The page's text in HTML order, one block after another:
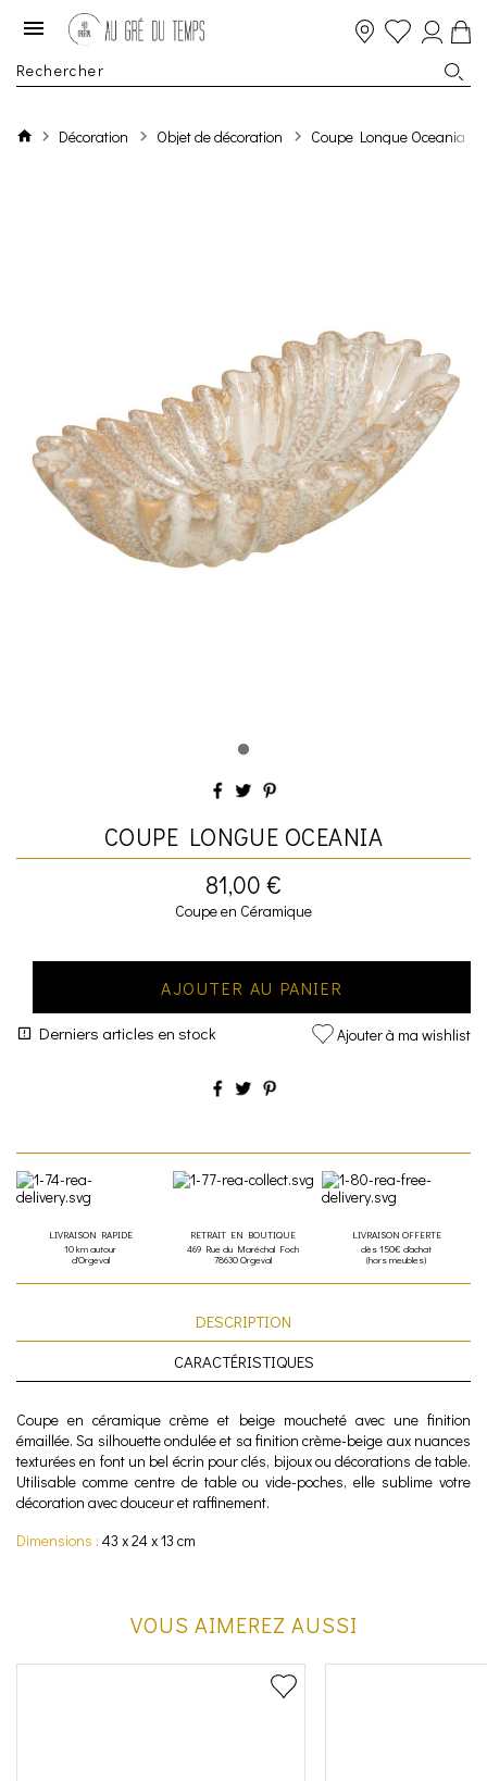
Décoration Objet de décoration Coupe Longue Oceania
COUPE LONGUE OCEANIA
81,00 €
Coupe en Céramique
AJOUTER AU PANIER
Derniers articles en stock Ajouter à ma wishlist
LIVRAISON RAPIDE
10 km autour
d'Orgeval
RETRAIT EN BOUTIQUE
469 Rue du Maréchal Foch
78630 Orgeval
LIVRAISON OFFERTE
dès 150€ d'achat
(hors meubles)
DESCRIPTION
CARACTÉRISTIQUES
Coupe en céramique crème et beige moucheté avec une finition
émaillée. Sa silhouette ondulée et sa finition crème-beige aux nuances
texturées en font un bel écrin pour clés, bijoux ou décorations de table.
Utilisable comme centre de table ou vide-poches, elle sublime votre
décoration avec douceur et raffinement.
Dimensions : 43 x 24 x 13 cm
VOUS AIMEREZ AUSSI